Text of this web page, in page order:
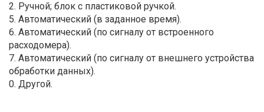
2. Ручной; блок с пластиковой ручкой.
5. Автоматический (в заданное время).
6. Автоматический (по сигналу от встроенного
расходомера).
7. Автоматический (по сигналу от внешнего устройства
обработки данных).
0. Другой.